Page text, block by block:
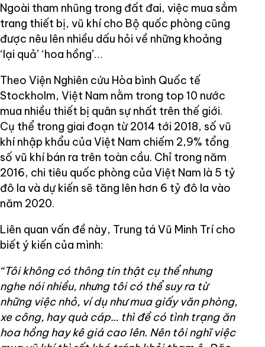
Ngoài tham nhũng trong đất đai, việc mua sắm
trang thiết bị, vũ khí cho Bộ quốc phòng cũng
được nêu lên nhiều dấu hỏi về những khoảng
‘lại quả’ ‘hoa hồng’…
Theo Viện Nghiên cứu Hòa bình Quốc tế
Stockholm, Việt Nam nằm trong top 10 nước
mua nhiều thiết bị quân sự nhất trên thế giới.
Cụ thể trong giai đoạn từ 2014 tới 2018, số vũ
khí nhập khẩu của Việt Nam chiếm 2,9% tổng
số vũ khí bán ra trên toàn cầu. Chỉ trong năm
2016, chi tiêu quốc phòng của Việt Nam là 5 tỷ
đô la và dự kiến sẽ tăng lên hơn 6 tỷ đô la vào
năm 2020.
Liên quan vấn đề này, Trung tá Vũ Minh Trí cho
biết ý kiến của mình:
“Tôi không có thông tin thật cụ thể nhưng
nghe nói nhiều, nhưng tôi có thể suy ra từ
những việc nhỏ, ví dụ như mua giấy văn phòng,
xe công, hay quà cáp… thì đề có tình trạng ăn
hoa hồng hay kê giá cao lên. Nên tôi nghĩ việc